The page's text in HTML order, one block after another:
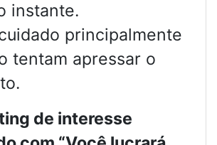
instante.
principalmente
tentam apressar o
de interesse